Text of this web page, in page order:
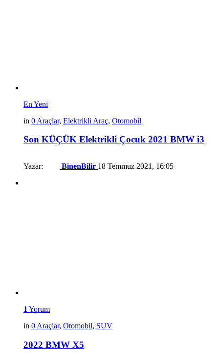
En Yeni
in 0 Araçlar, Elektrikli Araç, Otomobil
Son KÜÇÜK Elektrikli Çocuk 2021 BMW i3
Yazar: BinenBilir 18 Temmuz 2021, 16:05
1 Yorum
in 0 Araçlar, Otomobil, SUV
2022 BMW X5